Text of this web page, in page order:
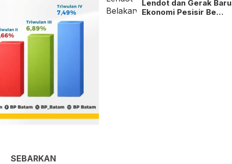
SEBARKAN
Lendot dan Gerak Baru
Ekonomi Pesisir Be…